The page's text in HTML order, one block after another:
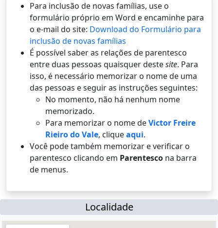
Para inclusão de novas famílias, use o
formulário próprio em Word e encaminhe para
o e-mail do site: Download do Formulário para
inclusão de novas famílias
É possí­vel saber as relações de parentesco
entre duas pessoas quaisquer destesite. Para
isso, é necessário memorizar o nome de uma
das pessoas e seguir as instruções seguintes:
No momento, não há nenhum nome
memorizado.
Para memorizar o nome deVictor Freire
Rieiro do Vale, cliqueaqui.
Você pode também memorizar e verificar o
parentesco clicando em Parentesco na barra
de menus.
Localidade